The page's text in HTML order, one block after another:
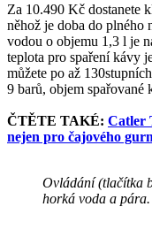
Za 10.490 Kč dostanete
něhož je doba do plného
vodou o objemu 1,3 l je
teplota pro spaření kávy
můžete po až
9 barů, objem spařované
ČTĚTE TAKÉ: Catler
nejen pro čajového
Ovládání (tlačítka
horká voda a pára.